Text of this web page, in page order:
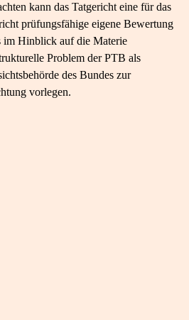
kann das Tatgericht eine für das
prüfungsfähige eigene Bewertung
im Hinblick auf die Materie
Problem der PTB als
des Bundes zur
vorlegen.